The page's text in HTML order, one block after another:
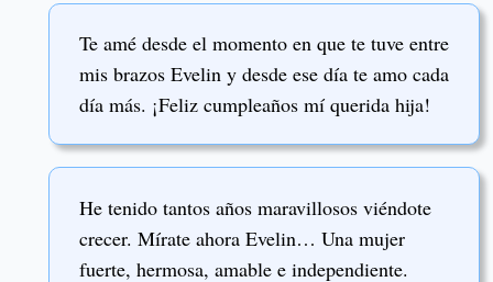
Te amé desde el momento en que te tuve entre
mis brazos Evelin y desde ese día te amo cada
día más. ¡Feliz cumpleaños mí querida hija!
He tenido tantos años maravillosos viéndote
crecer. Mírate ahora Evelin… Una mujer
fuerte, hermosa, amable e independiente.